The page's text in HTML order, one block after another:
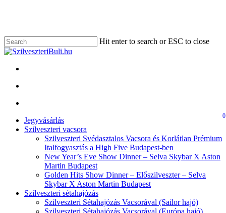
content
Hit enter to search or ESC to close
Close
Menu
account 0
Menu
Jegyvásárlás
Szilveszteri vacsora
Szilveszteri Svédasztalos Vacsora és Korlátlan Prémium
Italfogyasztás a High Five Budapest-ben
New Year’s Eve Show Dinner – Selva Skybar X Aston
Martin Budapest
Golden Hits Show Dinner – Előszilveszter – Selva
Skybar X Aston Martin Budapest
Szilveszteri sétahajózás
Szilveszteri Sétahajózás Vacsorával (Sailor hajó)
Szilveszteri Sétahajózás Vacsorával (Európa hajó)